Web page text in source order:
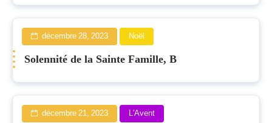
décembre 28, 2023 Noël
Solennité de la Sainte Famille, B
décembre 21, 2023 L'Avent